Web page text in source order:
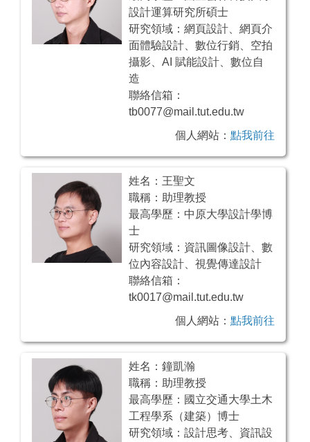
設計運算研究所碩士
研究領域：網頁設計、網頁介
面體驗設計、數位行銷、空拍
攝影、AI 賦能設計、數位自
造
聯絡信箱：
tb0077@mail.tut.edu.tw
個人網站： 點我前往
姓名：王聖文
職稱：助理教授
最高學歷：中原大學設計學博
士
研究領域：資訊圖像設計、數
位內容設計、視覺傳達設計
聯絡信箱：
tk0017@mail.tut.edu.tw
個人網站： 點我前往
姓名：鐘凱瀚
職稱：助理教授
最高學歷：國立交通大學土木
工程學系（建築）博士
研究領域：設計思考、資訊設